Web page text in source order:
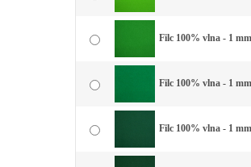
Filc 100% vlna - 1
Filc 100% vlna - 1
Filc 100% vlna - 1